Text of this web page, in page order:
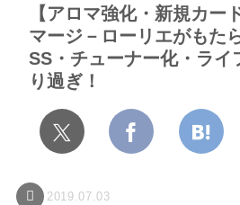
【アロマ強化・新規カー
マージ－ローリエがもた
SS・チューナー化・ライ
り過ぎ！
2019.07.03